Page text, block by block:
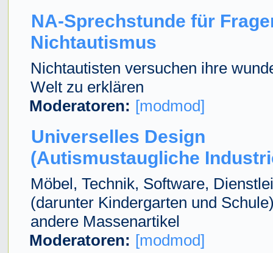
NA-Sprechstunde für
Nichtautismus
Nichtautisten versuchen ihre
Welt zu erklären
Moderatoren: [modmod]
Universelles Design
(Autismustaugliche
Möbel, Technik, Software,
(darunter Kindergarten und
andere Massenartikel
Moderatoren: [modmod]